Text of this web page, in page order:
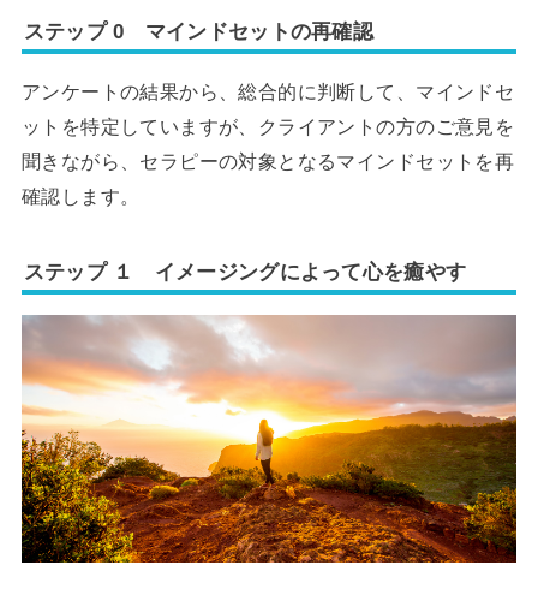
ステップ 0 マインドセットの再確認
アンケートの結果から、総合的に判断して、マインドセ
ットを特定していますが、クライアントの方のご意見を
聞きながら、セラピーの対象となるマインドセットを再
確認します。
ステップ １ イメージングによって心を癒やす